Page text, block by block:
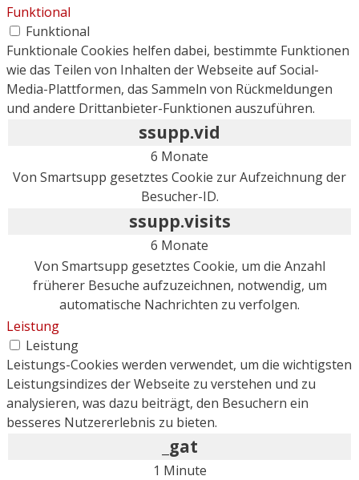
Funktional
Funktional
Funktionale Cookies helfen dabei, bestimmte Funktionen
wie das Teilen von Inhalten der Webseite auf Social-
Media-Plattformen, das Sammeln von Rückmeldungen
und andere Drittanbieter-Funktionen auszuführen.
ssupp.vid
6 Monate
Von Smartsupp gesetztes Cookie zur Aufzeichnung der
Besucher-ID.
ssupp.visits
6 Monate
Von Smartsupp gesetztes Cookie, um die Anzahl
früherer Besuche aufzuzeichnen, notwendig, um
automatische Nachrichten zu verfolgen.
Leistung
Leistung
Leistungs-Cookies werden verwendet, um die wichtigsten
Leistungsindizes der Webseite zu verstehen und zu
analysieren, was dazu beiträgt, den Besuchern ein
besseres Nutzererlebnis zu bieten.
_gat
1 Minute